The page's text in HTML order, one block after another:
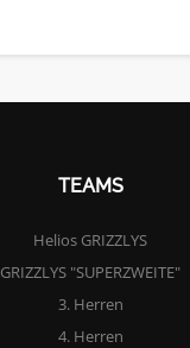
TEAMS
Helios GRIZZLYS
GRIZZLYS "SUPERZWEITE"
3. Herren
4. Herren